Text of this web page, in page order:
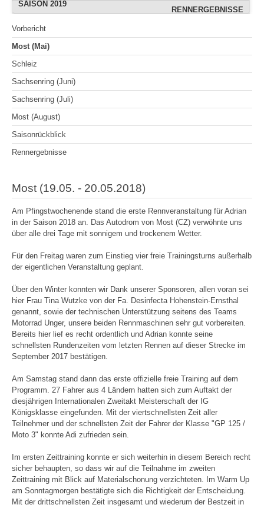
FREIBERG (JULI)
BOPFINGEN
BOPFINGEN
WITTGENBORN
OSCHERSLEBEN (AUGUST)
OSCHERSLEBEN (ADRIAN)
OSCHERSLEBEN
RENNERGEBNISSE
RENNERGEBNISSE
SAISON 2019
Vorbericht
Most (Mai)
Schleiz
Sachsenring (Juni)
Sachsenring (Juli)
Most (August)
Saisonrückblick
Rennergebnisse
Most (19.05. - 20.05.2018)
Am Pfingstwochenende stand die erste Rennveranstaltung für Adrian
in der Saison 2018 an. Das Autodrom von Most (CZ) verwöhnte uns
über alle drei Tage mit sonnigem und trockenem Wetter.
Für den Freitag waren zum Einstieg vier freie Trainingsturns außerhalb
der eigentlichen Veranstaltung geplant.
Über den Winter konnten wir Dank unserer Sponsoren, allen voran sei
hier Frau Tina Wutzke von der Fa. Desinfecta Hohenstein-Ernsthal
genannt, sowie der technischen Unterstützung seitens des Teams
Motorrad Unger, unsere beiden Rennmaschinen sehr gut vorbereiten.
Bereits hier lief es recht ordentlich und Adrian konnte seine
schnellsten Rundenzeiten vom letzten Rennen auf dieser Strecke im
September 2017 bestätigen.
Am Samstag stand dann das erste offizielle freie Training auf dem
Programm. 27 Fahrer aus 4 Ländern hatten sich zum Auftakt der
diesjährigen Internationalen Zweitakt Meisterschaft der IG
Königsklasse eingefunden. Mit der viertschnellsten Zeit aller
Teilnehmer und der schnellsten Zeit der Fahrer der Klasse "GP 125 /
Moto 3" konnte Adi zufrieden sein.
Im ersten Zeittraining konnte er sich weiterhin in diesem Bereich recht
sicher behaupten, so dass wir auf die Teilnahme im zweiten
Zeittraining mit Blick auf Materialschonung verzichteten. Im Warm Up
am Sonntagmorgen bestätigte sich die Richtigkeit der Entscheidung.
Mit der drittschnellsten Zeit insgesamt und wiederum der Bestzeit in